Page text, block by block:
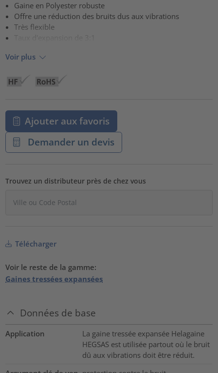
Gaine en Polyester robuste
Offre une réduction des bruits dus aux vibrations
Très flexible
Voir plus
Ajouter aux favoris
Demander un devis
Trouvez un distributeur près de chez vous
Télécharger
Voir le reste de la gamme:
Gaines tressées expansées
Données de base
Application
La gaine tressée expansée Helagaine
HEGSAS est utilisée partout où le bruit
dû aux vibrations doit être réduit.